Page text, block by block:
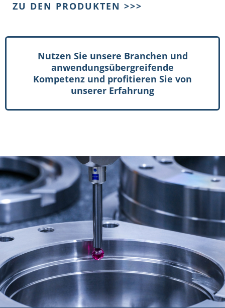
ZU DEN PRODUKTEN >>>
Nutzen Sie unsere Branchen und
anwendungsübergreifende
Kompetenz und profitieren Sie von
unserer Erfahrung